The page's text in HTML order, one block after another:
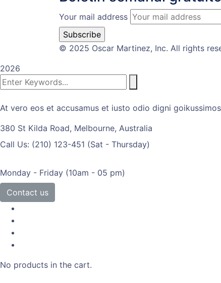
Your mail address
© 2025 Oscar Martinez, Inc. All rights
2026
At vero eos et accusamus et iusto odio digni
380 St Kilda Road, Melbourne, Australia
Call Us: (210) 123-451 (Sat - Thursday)
Monday - Friday (10am - 05 pm)
Contact us
No products in the cart.